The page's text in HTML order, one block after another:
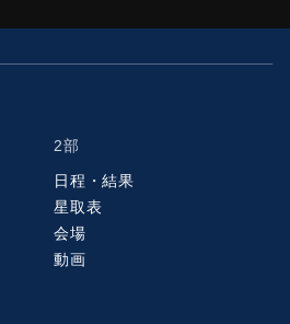
2部
日程・結果
星取表
会場
動画